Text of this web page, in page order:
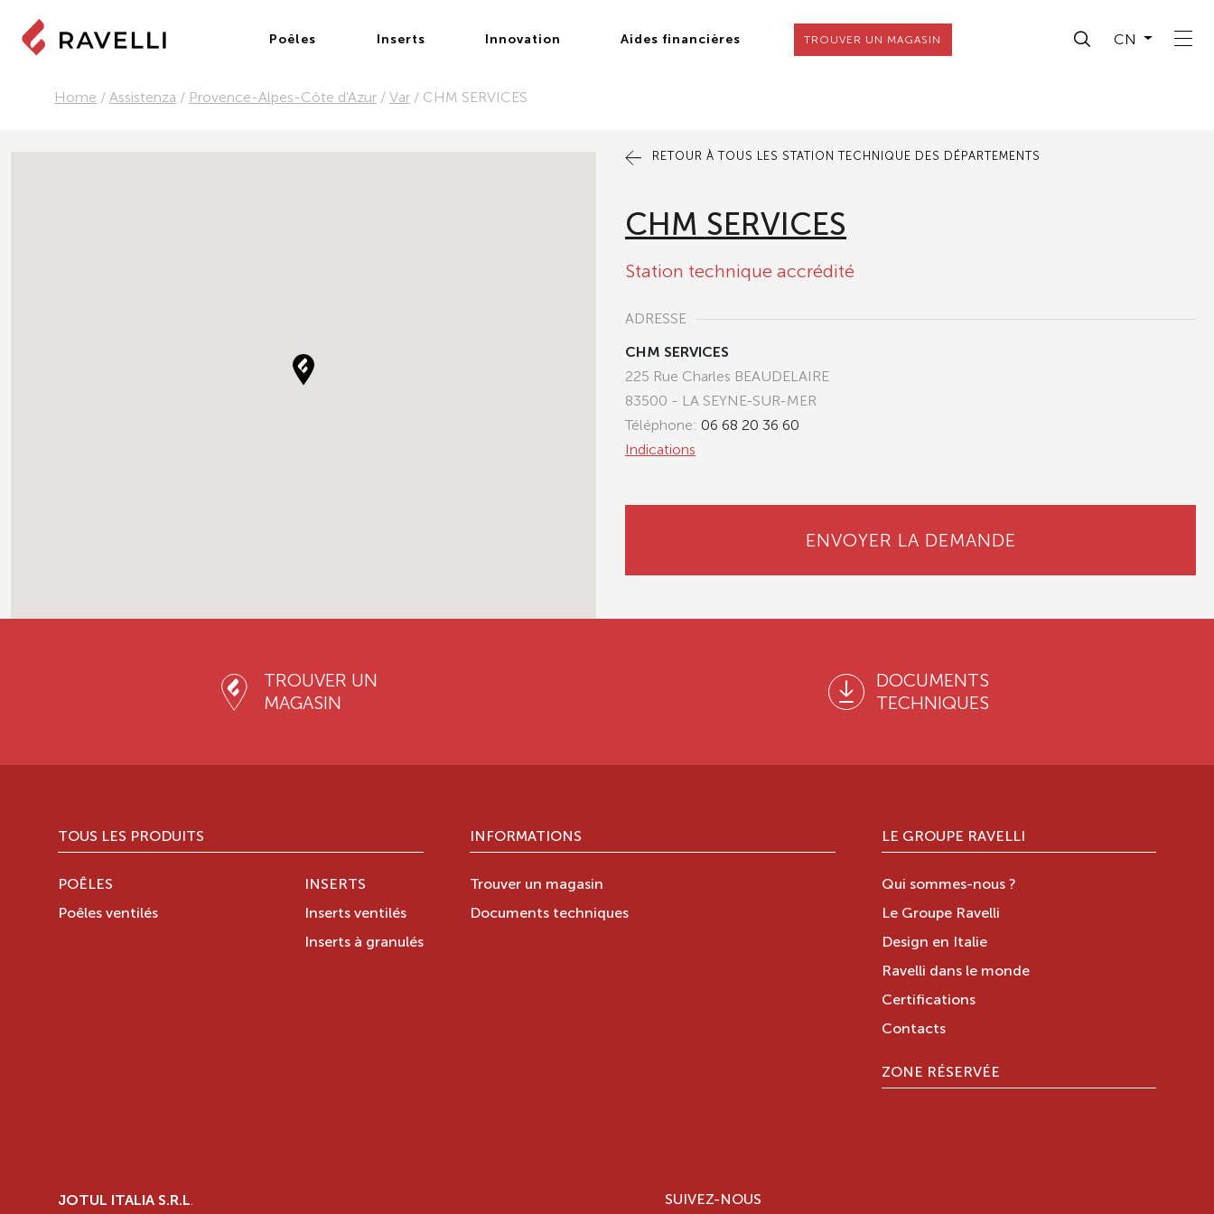
Poêles Inserts Innovation Aides financières TROUVER UN MAGASIN CN
Home / Assistenza / Provence-Alpes-Côte d'Azur / Var / CHM SERVICES
RETOUR À TOUS LES STATION TECHNIQUE DES DÉPARTEMENTS
CHM SERVICES
Station technique accrédité
ADRESSE
CHM SERVICES
225 Rue Charles BEAUDELAIRE
83500 - LA SEYNE-SUR-MER
Téléphone: 06 68 20 36 60
Indications
ENVOYER LA DEMANDE
TROUVER UN
MAGASIN
DOCUMENTS
TECHNIQUES
TOUS LES PRODUITS
POÊLES
Poêles ventilés
INSERTS
Inserts ventilés
Inserts à granulés
INFORMATIONS
Trouver un magasin
Documents techniques
LE GROUPE RAVELLI
Qui sommes-nous ?
Le Groupe Ravelli
Design en Italie
Ravelli dans le monde
Certifications
Contacts
ZONE RÉSERVÉE
JOTUL ITALIA S.R.L. SUIVEZ-NOUS